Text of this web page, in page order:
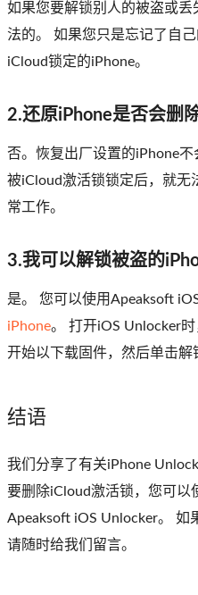
如果您要解锁别人的被盗或
法的。 如果您只是忘记了自
iCloud锁定的iPhone。
2.还原iPhone是否会删
否。恢复出厂设置的iPhone
被iCloud激活锁锁定后，就无
常工作。
3.我可以解锁被盗的
是。 您可以使用Apeaksoft
iPhone。 打开iOS Unlocker
开始以下载固件，然后单击解
结语
我们分享了有关iPhone
要删除iCloud激活锁，您可以
Apeaksoft iOS Unlocker。 如
请随时给我们留言。